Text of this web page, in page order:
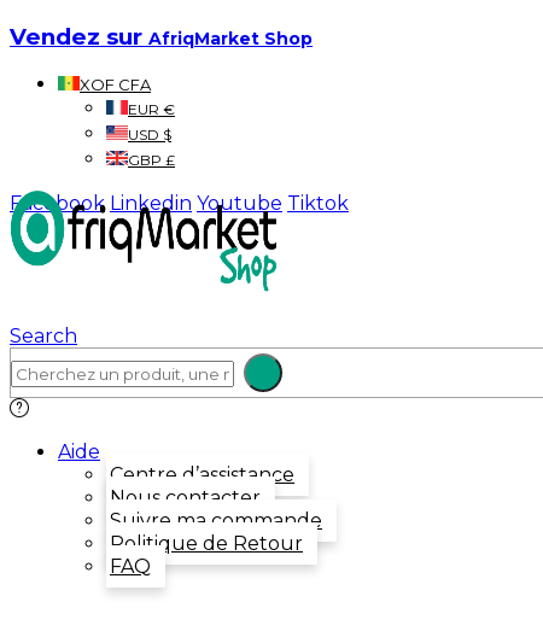
Vendez sur AfriqMarket Shop
XOF CFA
EUR €
USD $
GBP £
Facebook Linkedin Youtube Tiktok
Search
Aide
Centre d’assistance
Nous contacter
Suivre ma commande
Politique de Retour
FAQ